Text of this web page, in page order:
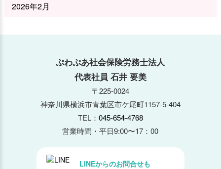
2026年2月
2025年10月
2025年8月
ぷわぷあ社会保険労務士法人
代表社員 石井 要美
〒225-0024
神奈川県横浜市青葉区市ケ尾町1157-5-404
TEL： 045-654-4768
営業時間・平日9:00〜17：00
LINEからのお問合せも